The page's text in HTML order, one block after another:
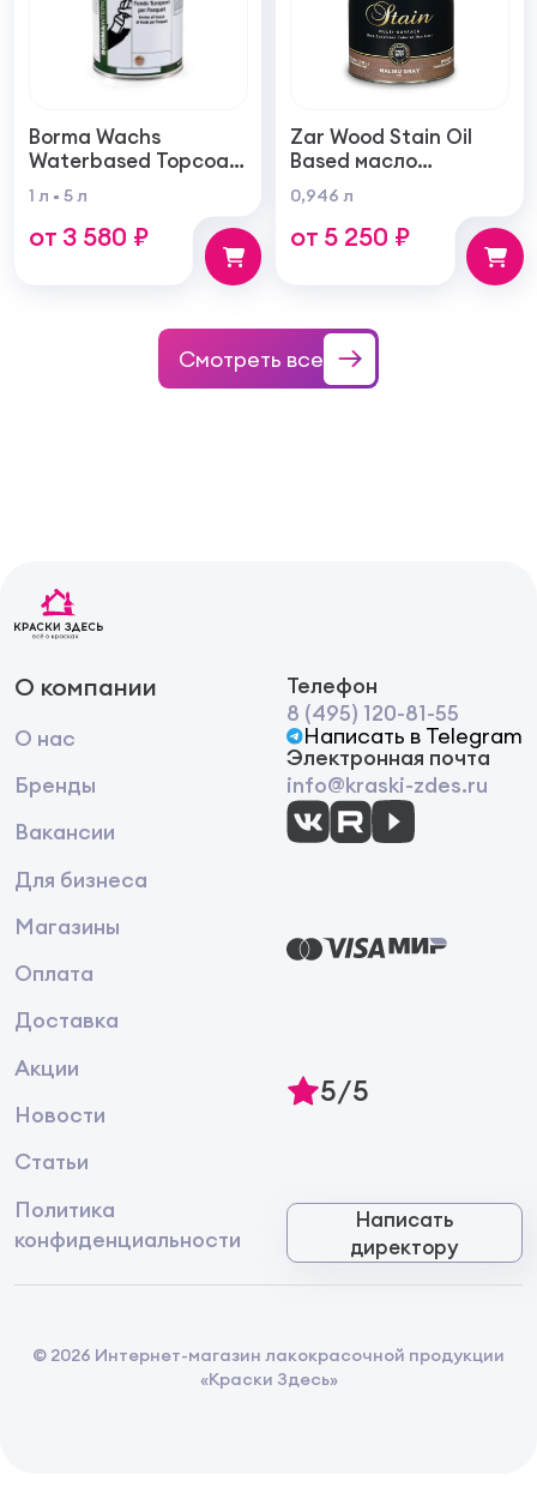
Borma Wachs
Waterbased Topcoat
Varnish For Parquet
Грунт для паркета на
водной основе для
внутренних работ
1 л 5 л
от 3 580 ₽
Zar Wood Stain Oil
Based масло
тонирующая по
дереву
0,946 л
от 5 250 ₽
Смотреть все
О компании
О нас
Бренды
Вакансии
Для бизнеса
Магазины
Оплата
Доставка
Акции
Новости
Статьи
Политика
конфиденциальности
Телефон
8 (495) 120-81-55
Написать в Telegram
Электронная почта
info@kraski-zdes.ru
5/5
Написать
директору
© 2026 Интернет-магазин лакокрасочной продукции
«Краски Здесь»